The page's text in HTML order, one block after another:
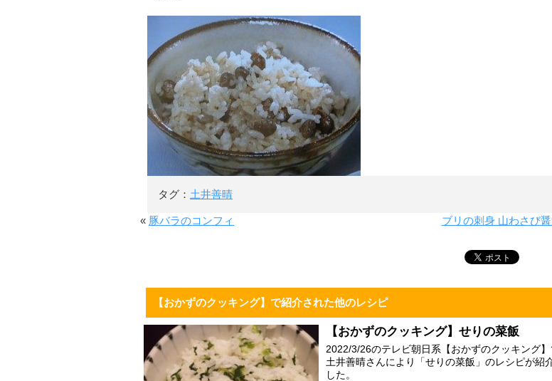
タグ： 土井善晴
« 豚バラのコンフィ ブリの刺身 山わさび醤
【おかずのクッキング】で紹介された他のレシピ
【おかずのクッキング】せりの菜飯
2022/3/26のテレビ朝日系【おかずのクッキング】
土井善晴さんにより「せりの菜飯」のレシピが紹
した。